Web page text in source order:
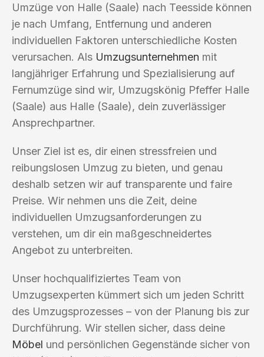
Umzüge von Halle (Saale) nach Teesside können
je nach Umfang, Entfernung und anderen
individuellen Faktoren unterschiedliche Kosten
verursachen. Als Umzugsunternehmen mit
langjähriger Erfahrung und Spezialisierung auf
Fernumzüge sind wir, Umzugskönig Pfeffer Halle
(Saale) aus Halle (Saale), dein zuverlässiger
Ansprechpartner.
Unser Ziel ist es, dir einen stressfreien und
reibungslosen Umzug zu bieten, und genau
deshalb setzen wir auf transparente und faire
Preise. Wir nehmen uns die Zeit, deine
individuellen Umzugsanforderungen zu
verstehen, um dir ein maßgeschneidertes
Angebot zu unterbreiten.
Unser hochqualifiziertes Team von
Umzugsexperten kümmert sich um jeden Schritt
des Umzugsprozesses – von der Planung bis zur
Durchführung. Wir stellen sicher, dass deine
Möbel und persönlichen Gegenstände sicher von